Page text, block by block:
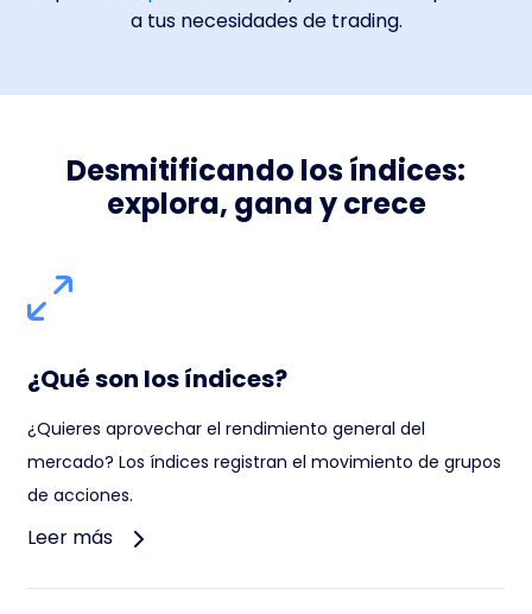
a tus necesidades de trading.
Desmitificando los índices:
explora, gana y crece
¿Qué son los índices?
¿Quieres aprovechar el rendimiento general del
mercado? Los índices registran el movimiento de grupos
de acciones.
Leer más